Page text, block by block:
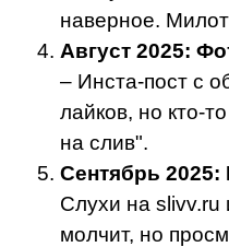
наверное.
Август 2025:
– Инста-пост с
лайков, но кто-
на слив".
Сентябрь
Слухи на
молчит, но